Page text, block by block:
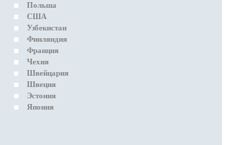
Польша
США
Узбекистан
Финляндия
Франция
Чехия
Швейцария
Швеция
Эстония
Япония